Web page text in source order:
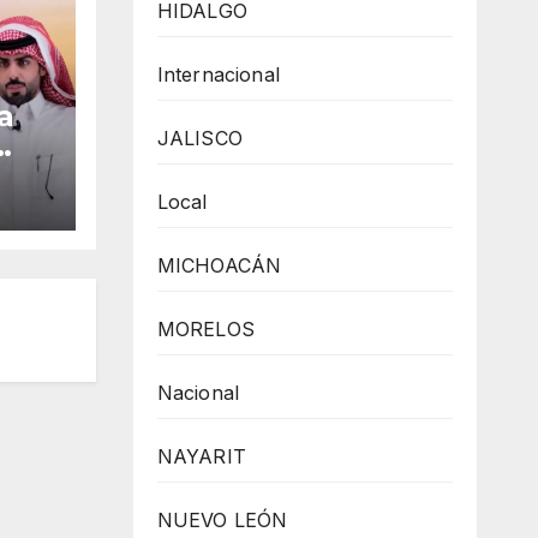
HIDALGO
Internacional
JALISCO
Local
MICHOACÁN
MORELOS
Nacional
NAYARIT
NUEVO LEÓN